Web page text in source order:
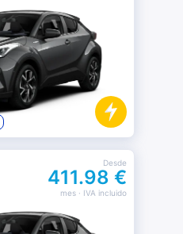
Desde
411.98 €
mes· IVA incluido